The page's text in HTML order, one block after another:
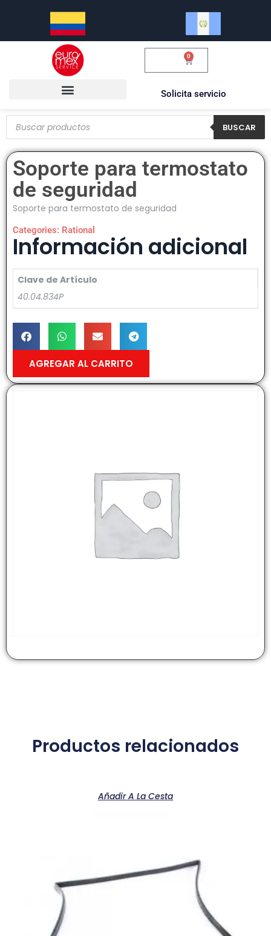
0
Solicita servicio
BUSCAR
Soporte para termostato
de seguridad
Soporte para termostato de seguridad
Categories: Rational
Información adicional
Clave de Artículo
40.04.834P
AGREGAR AL CARRITO
Productos relacionados
Añadir A La Cesta